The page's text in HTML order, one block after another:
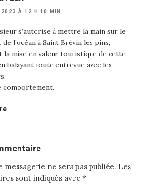
À 12 H 10 MIN
s’autorise à mettre la main sur le
l’océan à Saint Brévin les pins,
la mise en valeur touristique de cette
balayant toute entrevue avec les
comportement.
messagerie ne sera pas publiée. Les
sont indiqués avec *